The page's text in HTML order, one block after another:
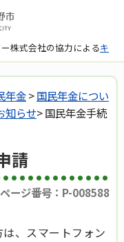
株式会社の協力によるキ
年金>国民年金につい
知らせ> 国民年金手続
請
ページ番号：P-008588
、スマートフォン